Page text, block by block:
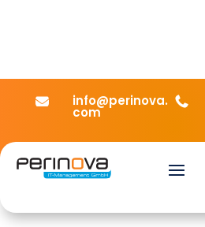
 info@perinova.
com
